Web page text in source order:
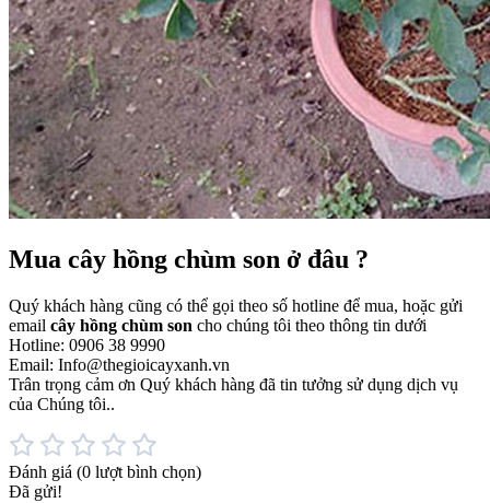
Mua cây hồng chùm son ở đâu ?
Quý khách hàng cũng có thể gọi theo số hotline để mua, hoặc gửi
email cây hồng chùm son cho chúng tôi theo thông tin dưới
Hotline: 0906 38 9990
Email: Info@thegioicayxanh.vn
Trân trọng cảm ơn Quý khách hàng đã tin tưởng sử dụng dịch vụ
của Chúng tôi..
Đánh giá (0 lượt bình chọn)
Đã gửi!